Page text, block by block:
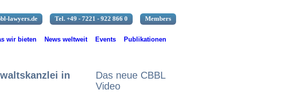
lawyers.de Tel. +49 - 7221 - 922 866 0 Members
wir bieten News weltweit Events Publikationen
in
Das neue CBBL
Video